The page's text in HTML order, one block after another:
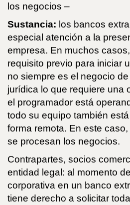
los negocios –
Sustancia: los bancos
especial atención a la
empresa. En muchos
requisito previo para iniciar
no siempre es el negocio
jurídica lo que requiere una
el programador está
todo su equipo también
forma remota. En este
se procesan los negocios.
Contrapartes, socios
entidad legal: al momento
corporativa en un banco
tiene derecho a solicitar